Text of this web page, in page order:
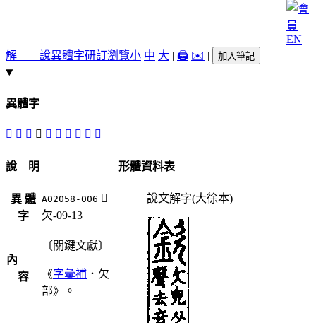
EN
解 說異體字研訂瀏覽小 中 大 | 🖨️ ✉️ | 加入筆記
異體字
󲼖 󲼔 󲼐 󲼓 󲼒 󲼏 𣣽 󲼕 󲼑 󲼗
說 明
異 體
字
A02058-006 󲼓
欠-09-13
內
容
〔關鍵文獻〕
《字彙補 ．欠
部》。
形體資料表
說文解字(大徐本)